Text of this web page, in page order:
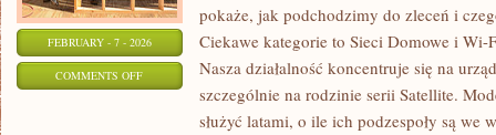
FEBRUARY - 7 - 2026
COMMENTS OFFON
GAMINGOWE
pokaże, jak podchodzimy do zleceń i
Ciekawe kategorie to Sieci Domowe i Wi-
Nasza działalność koncentruje się na
szczególnie na rodzinie serii Satellite.
służyć latami, o ile ich podzespoły są we